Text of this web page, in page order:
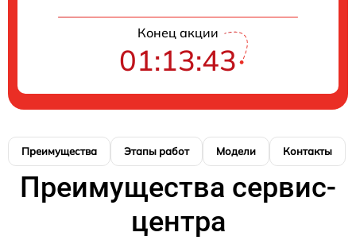
Конец акции
01:13:43
Преимущества Этапы работ Модели Контакты
Преимущества сервис-
центра